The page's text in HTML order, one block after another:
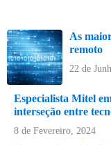
As
remoto
22 de
Especialista Mitel
interseção entre
8 de Fevereiro, 2024